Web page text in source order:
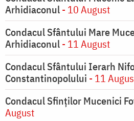
Arhidiaconul- 10 August
Condacul Sfântului Mare
Arhidiaconul- 11 August
Condacul Sfântului Ierarh
Constantinopolului - 11
Condacul Sfinţilor Mucenici
August